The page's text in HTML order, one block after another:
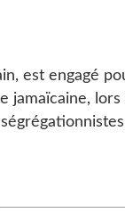
est engagé
jamaïcaine,